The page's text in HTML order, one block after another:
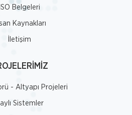
ISO Belgeleri
Kaynakları
İletişim
- Altyapı Projeleri
Sistemler